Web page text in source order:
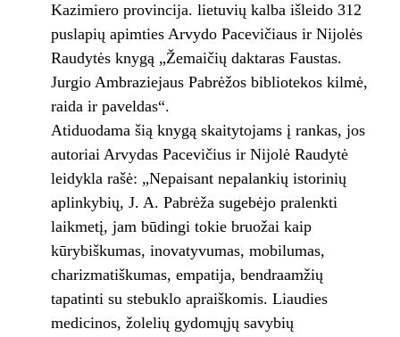
Kazimiero provincija. lietuvių kalba išleido 312
puslapių apimties Arvydo Pacevičiaus ir Nijolės
Raudytės knygą „Žemaičių daktaras Faustas.
Jurgio Ambraziejaus Pabrėžos bibliotekos kilmė,
raida ir paveldas“.
Atiduodama šią knygą skaitytojams į rankas, jos
autoriai Arvydas Pacevičius ir Nijolė Raudytė
leidykla rašė: „Nepaisant nepalankių istorinių
aplinkybių, J. A. Pabrėža sugebėjo pralenkti
laikmetį, jam būdingi tokie bruožai kaip
kūrybiškumas, inovatyvumas, mobilumas,
charizmatiškumas, empatija, bendraamžių
tapatinti su stebuklo apraiškomis. Liaudies
medicinos, žolelių gydomųjų savybių